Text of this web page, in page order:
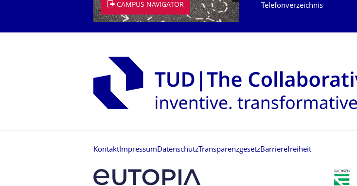
CAMPUS NAVIGATOR Telefonverzeichnis
Kontakt Impressum DatenschutzTransparenzgesetzBarrierefreiheit